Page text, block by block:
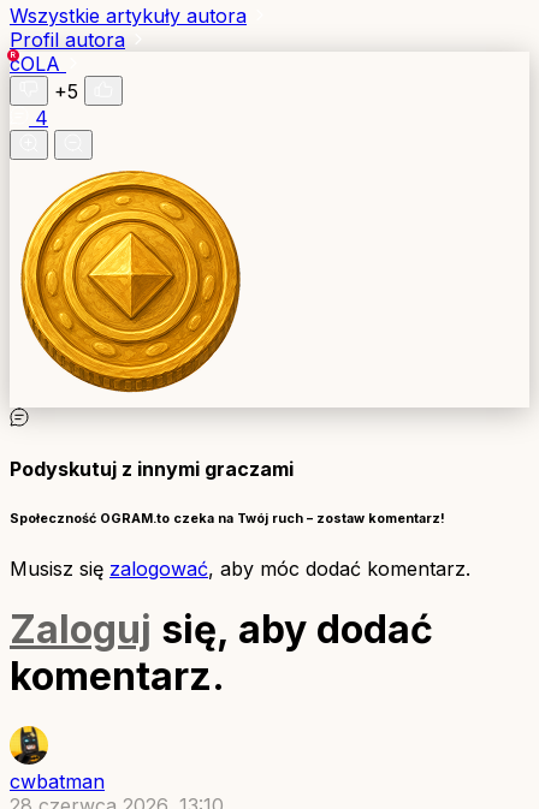
Wszystkie artykuły autora
Profil autora
cOLA
+5
4
Podyskutuj z innymi graczami
Społeczność OGRAM.to czeka na Twój ruch – zostaw komentarz!
Musisz się zalogować, aby móc dodać komentarz.
Zaloguj się, aby dodać
komentarz.
cwbatman